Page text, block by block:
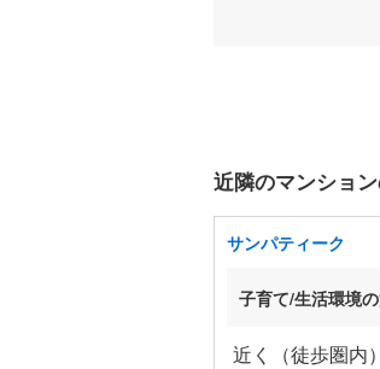
近隣のマンショ
サンパティーク
子育て/生活環境
近く（徒歩圏内